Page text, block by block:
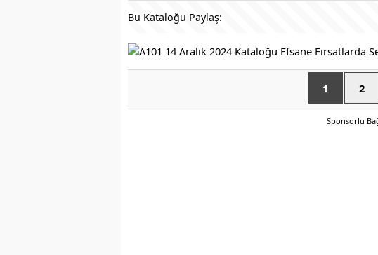
Bu Kataloğu Paylaş:
1 2
Sponsorlu